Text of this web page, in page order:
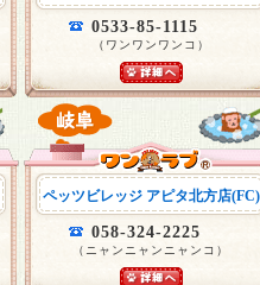
0533-85-1115
（ワンワンワンコ）
ペッツビレッジ アピタ北方店(FC)
058-324-2225
（ニャンニャンニャンコ）